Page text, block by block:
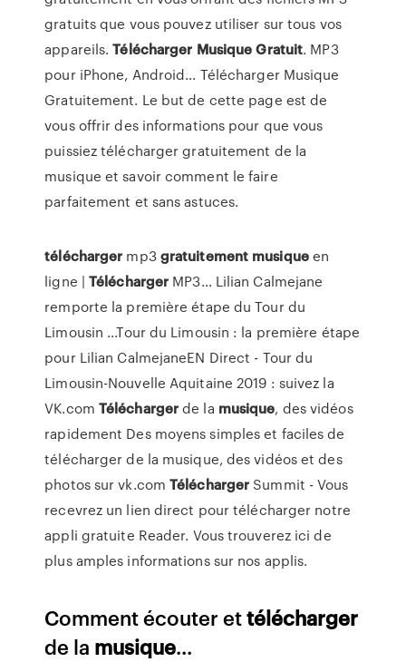
gratuits que vous pouvez utiliser sur tous vos
appareils.Télécharger Musique Gratuit. MP3
pour iPhone, Android... Télécharger Musique
Gratuitement. Le but de cette page est de
vous offrir des informations pour que vous
puissiez télécharger gratuitement de la
musique et savoir comment le faire
parfaitement et sans astuces.
télécharger mp3gratuitement musiqueen
ligne |Télécharger MP3… Lilian Calmejane
remporte la première étape du Tour du
Limousin ...Tour du Limousin : la première étape
pour Lilian CalmejaneEN Direct - Tour du
Limousin-Nouvelle Aquitaine 2019 : suivez la
VK.com Téléchargerde la musique, des vidéos
rapidement Des moyens simples et faciles de
télécharger de la musique, des vidéos et des
photos sur vk.comTélécharger Summit -Vous
recevrez un lien direct pour télécharger notre
appli gratuite Reader. Vous trouverez ici de
plus amples informations sur nos applis.
Comment écouter ettélécharger
de la musique...